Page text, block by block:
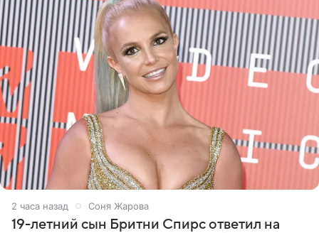
2 часа назад Соня Жарова
19-летний сын Бритни Спирс ответил на